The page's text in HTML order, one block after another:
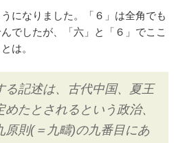
になりました。「６」は全角でも
でしたが、「六」と「６」でここ
は。
る記述は、古代中国、夏王
たとされるという政治、
原則(＝九疇)の九番目にあ